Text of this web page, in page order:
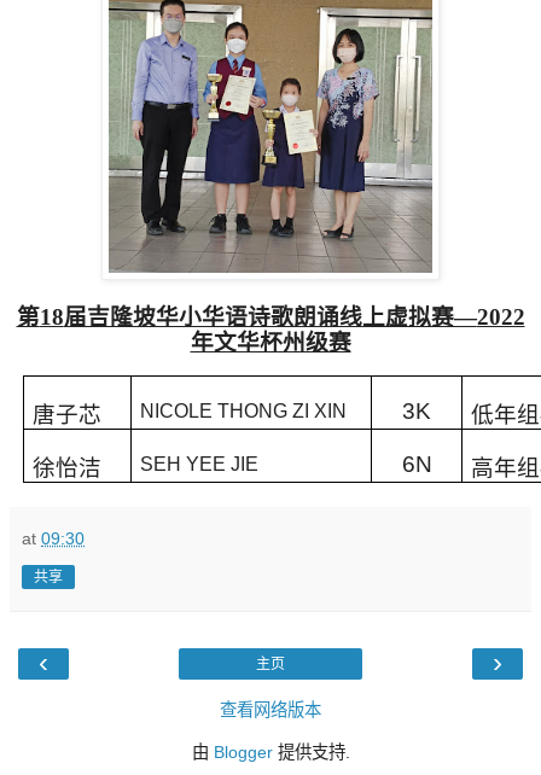
第18届吉隆坡华小华语诗歌朗诵线上虚拟赛—2022
年文华杯州级赛
唐子芯 NICOLE THONG ZI XIN 3K 低年组
徐怡洁 SEH YEE JIE 6N 高年组
at 09:30
共享
‹ ›
主页
查看网络版本
由 Blogger提供支持.